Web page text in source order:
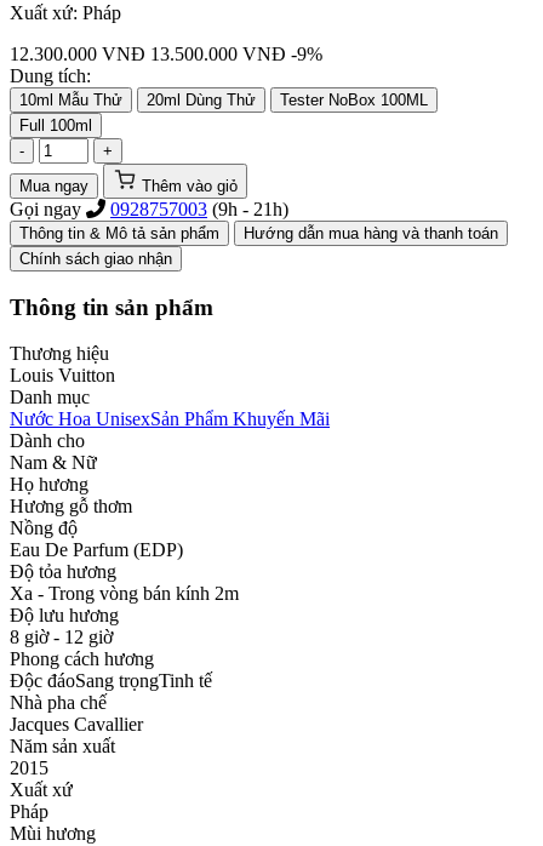
Xuất xứ: Pháp
12.300.000 VNĐ 13.500.000 VNĐ -9%
Dung tích:
10ml Mẫu Thử 20ml Dùng Thử
Tester NoBox 100ML
Full 100ml
-
+
Mua ngay
Thêm vào giỏ
Gọi ngay 0928757003 (9h - 21h)
Thông tin & Mô tả sản phẩm
Hướng dẫn mua hàng và thanh toán
Chính sách giao nhận
Thông tin sản phẩm
Thương hiệu
Louis Vuitton
Danh mục
Nước Hoa UnisexSản Phẩm Khuyến Mãi
Dành cho
Nam & Nữ
Họ hương
Hương gỗ thơm
Nồng độ
Eau De Parfum (EDP)
Độ tỏa hương
Xa - Trong vòng bán kính 2m
Độ lưu hương
8 giờ - 12 giờ
Phong cách hương
Độc đáoSang trọngTinh tế
Nhà pha chế
Jacques Cavallier
Năm sản xuất
2015
Xuất xứ
Pháp
Mùi hương